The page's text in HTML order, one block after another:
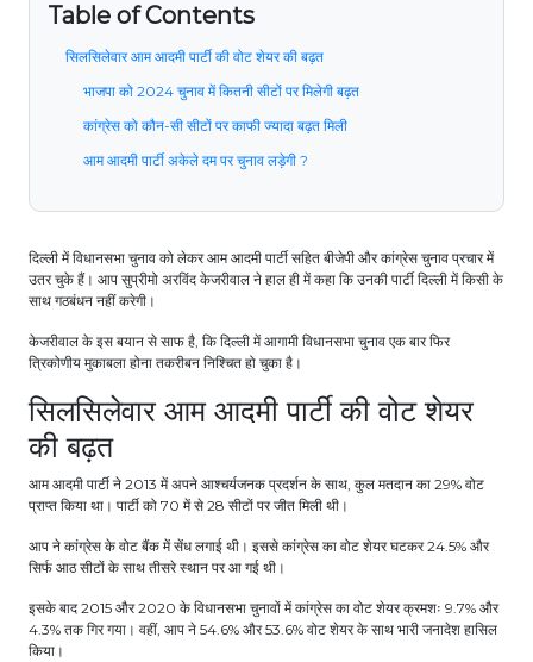
Table of Contents
सिलसिलेवार आम आदमी पार्टी की वोट शेयर की बढ़त
भाजपा को 2024 चुनाव में कितनी सीटों पर मिलेगी बढ़त
कांग्रेस को कौन-सी सीटों पर काफी ज्यादा बढ़त मिली
आम आदमी पार्टी अकेले दम पर चुनाव लड़ेगी ?
दिल्ली में विधानसभा चुनाव को लेकर आम आदमी पार्टी सहित बीजेपी और कांग्रेस चुनाव प्रचार में
उतर चुके हैं। आप सुप्रीमो अरविंद केजरीवाल ने हाल ही में कहा कि उनकी पार्टी दिल्ली में किसी के
साथ गठबंधन नहीं करेगी।
केजरीवाल के इस बयान से साफ है, कि दिल्ली में आगामी विधानसभा चुनाव एक बार फिर
त्रिकोणीय मुकाबला होना तकरीबन निश्चित हो चुका है।
सिलसिलेवार आम आदमी पार्टी की वोट शेयर
की बढ़त
आम आदमी पार्टी ने 2013 में अपने आश्चर्यजनक प्रदर्शन के साथ, कुल मतदान का 29% वोट
प्राप्त किया था। पार्टी को 70 में से 28 सीटों पर जीत मिली थी।
आप ने कांग्रेस के वोट बैंक में सेंध लगाई थी। इससे कांग्रेस का वोट शेयर घटकर 24.5% और
सिर्फ आठ सीटों के साथ तीसरे स्थान पर आ गई थी।
इसके बाद 2015 और 2020 के विधानसभा चुनावों में कांग्रेस का वोट शेयर क्रमशः 9.7% और
4.3% तक गिर गया। वहीं, आप ने 54.6% और 53.6% वोट शेयर के साथ भारी जनादेश हासिल
किया।